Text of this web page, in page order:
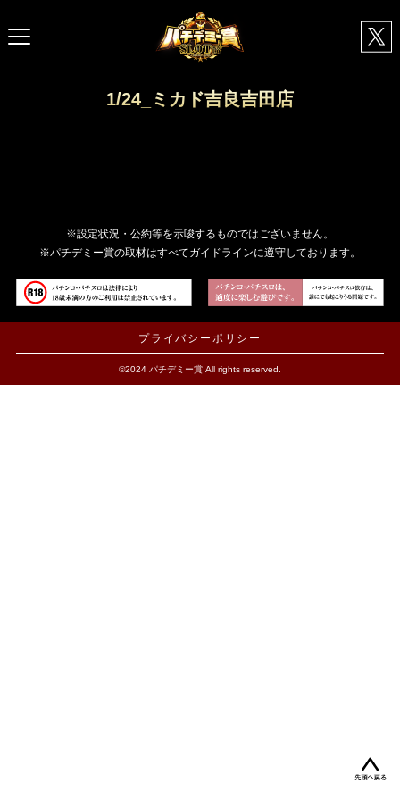
1/24_ミカド吉良吉田店
※設定状況・公約等を示唆するものではございません。
※パチデミー賞の取材はすべてガイドラインに遵守しております。
プライバシーポリシー
©2024 パチデミー賞 All rights reserved.